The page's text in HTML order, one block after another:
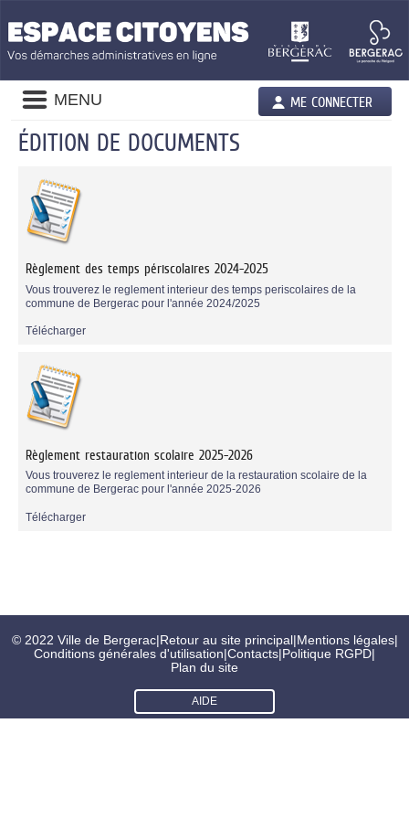
Liste
des
MENU ME CONNECTER
ÉDITION DE DOCUMENTS
documents
publiés
Règlement des temps périscolaires 2024-2025
Vous trouverez le reglement interieur des temps periscolaires de la
commune de Bergerac pour l'année 2024/2025
Télécharger
Règlement restauration scolaire 2025-2026
Vous trouverez le reglement interieur de la restauration scolaire de la
commune de Bergerac pour l'année 2025-2026
Télécharger
© 2022 Ville de Bergerac|Retour au site principal|Mentions légales|
Conditions générales d'utilisation|Contacts|Politique RGPD|
Plan du site
AIDE